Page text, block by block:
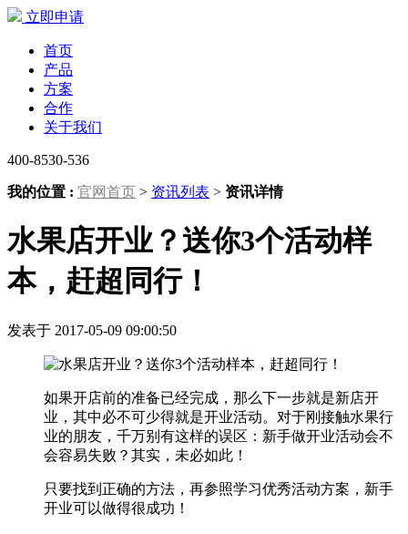
立即申请
首页
产品
方案
合作
关于我们
400-8530-536
我的位置 : 官网首页 > 资讯列表 > 资讯详情
水果店开业？送你3个活动样
本，赶超同行！
发表于 2017-05-09 09:00:50
如果开店前的准备已经完成，那么下一步就是新店开
业，其中必不可少得就是开业活动。对于刚接触水果行
业的朋友，千万别有这样的误区：新手做开业活动会不
会容易失败？其实，未必如此！
只要找到正确的方法，再参照学习优秀活动方案，新手
开业可以做得很成功！